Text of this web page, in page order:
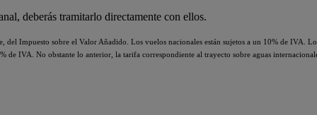
deberás tramitarlo directamente con ellos.
Impuesto sobre el Valor Añadido. Los vuelos nacionales están sujetos a un 10% de IVA.
de IVA. No obstante lo anterior, la tarifa correspondiente al trayecto sobre aguas